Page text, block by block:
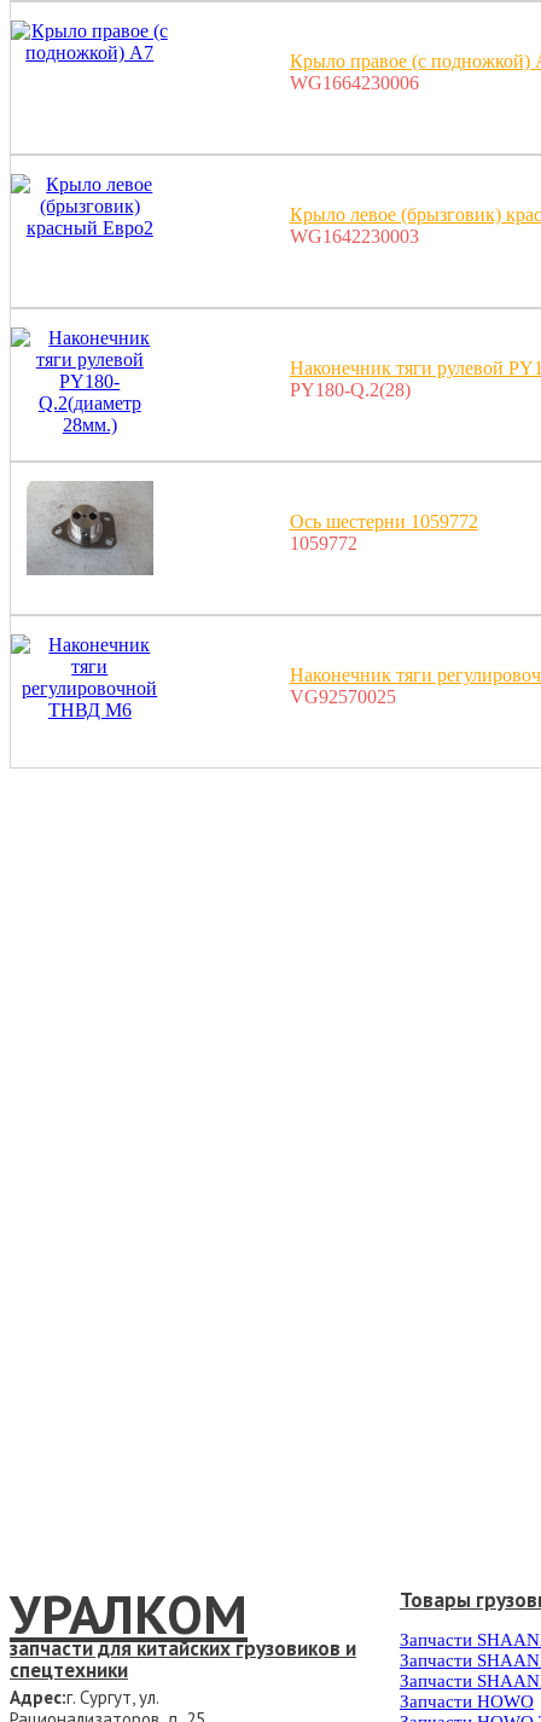
Крыло правое (с подножкой)
WG1664230006
Крыло левое (брызговик)
WG1642230003
Наконечник тяги рулевой
PY180-Q.2(28)
Ось шестерни 1059772
1059772
Наконечник тяги
VG92570025
УРАЛКОМ
запчасти для китайских грузовиков и
спецтехники
Адрес:г. Сургут, ул.
Товары
Запчасти
Запчасти
Запчасти
Запчасти HOWO